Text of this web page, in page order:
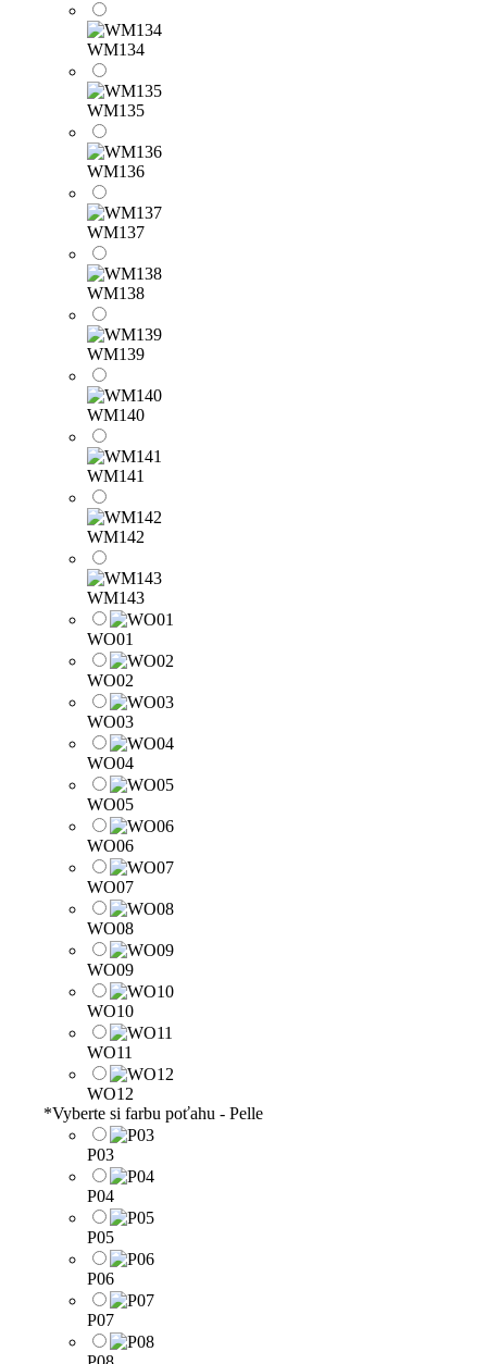
WM134
WM135
WM136
WM137
WM138
WM139
WM140
WM141
WM142
WM143
WO01
WO02
WO03
WO04
WO05
WO06
WO07
WO08
WO09
WO10
WO11
WO12
*Vyberte si farbu poťahu - Pelle
P03
P04
P05
P06
P07